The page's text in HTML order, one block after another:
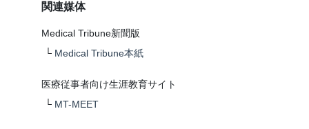
関連媒体
Medical Tribune新聞版
└ Medical Tribune本紙
医療従事者向け生涯教育サイト
└ MT-MEET